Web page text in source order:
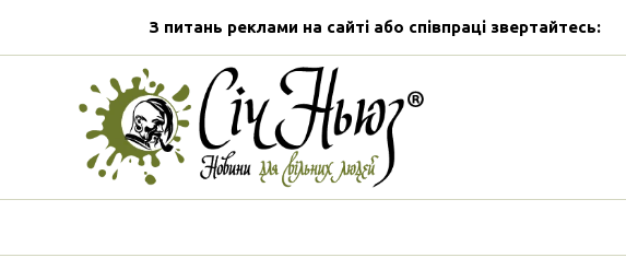
З питань реклами на сайті або співпраці звертайтесь: